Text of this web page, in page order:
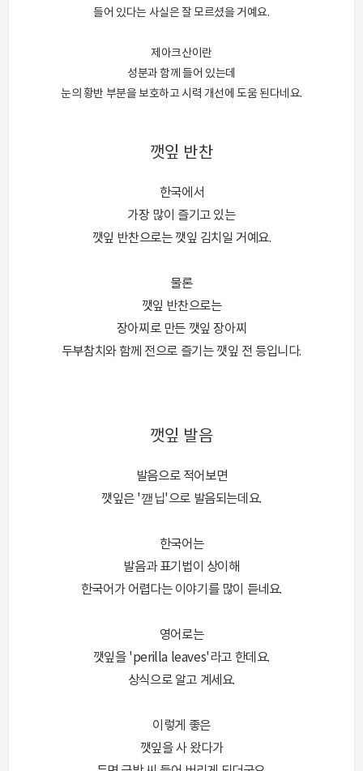
들어 있다는 사실은 잘 모르셨을 거예요.
제아크산이란
성분과 함께 들어 있는데
눈의 황반 부분을 보호하고 시력 개선에 도움 된다네요.
깻잎 반찬
한국에서
가장 많이 즐기고 있는
깻잎 반찬으로는 깻잎 김치일 거예요.
물론
깻잎 반찬으로는
장아찌로 만든 깻잎 장아찌
두부참치와 함께 전으로 즐기는 깻잎 전 등입니다.
깻잎 발음
발음으로 적어보면
깻잎은 '깯닙'으로 발음되는데요.
한국어는
발음과 표기법이 상이해
한국어가 어렵다는 이야기를 많이 듣네요.
영어로는
깻잎을 'perilla leaves'라고 한데요.
상식으로 알고 계세요.
이렇게 좋은
깻잎을 사 왔다가